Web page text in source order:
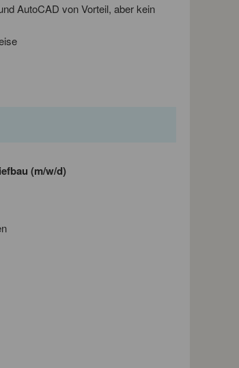
AutoCAD von Vorteil, aber kein
(m/w/d)